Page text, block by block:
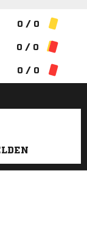
0 / 0
0 / 0
0 / 0